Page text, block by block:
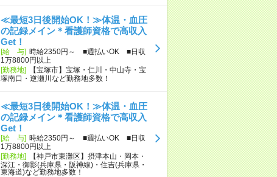
≪最短3日後開始OK！≫体温・血圧
の記録メイン＊看護師資格で高収入
Get！
[給 与] 時給2350円～ ■週払いOK ■日収
1万8800円以上
[勤務地]
【宝塚市】宝塚・仁川・中山寺・宝
塚南口・逆瀬川など勤務地多数！
≪最短3日後開始OK！≫体温・血圧
の記録メイン＊看護師資格で高収入
Get！
[給 与] 時給2350円～ ■週払いOK ■日収
1万8800円以上
[勤務地]
【神戸市東灘区】摂津本山・岡本・
深江・御影(兵庫県・阪神線)・住吉(兵庫県・
東海道)など勤務地多数！